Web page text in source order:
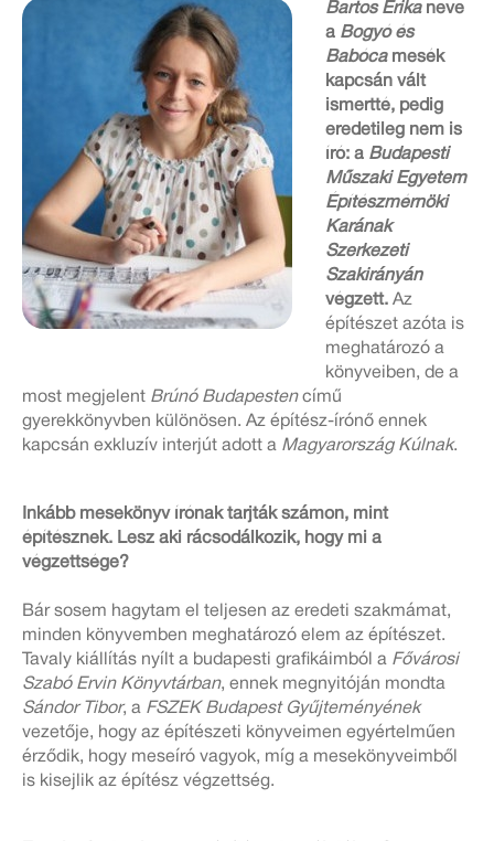
Bartos Erikaneve
a Bogyó és
Babócamesék
kapcsán vált
ismertté, pedig
eredetileg nem is
író: a Budapesti
Műszaki Egyetem
Építészmérnöki
Karának
Szerkezeti
Szakirányán
végzett. Az
építészet azóta is
meghatározó a
könyveiben, de a
most megjelent Brúnó Budapestencímű
gyerekkönyvben különösen. Az építész-írónő ennek
kapcsán exkluzív interjút adott a Magyarország Kúlnak.
Inkább mesekönyv írónak tarjták számon, mint
építésznek. Lesz aki rácsodálkozik, hogy mi a
végzettsége?
Bár sosem hagytam el teljesen az eredeti szakmámat,
minden könyvemben meghatározó elem az építészet.
Tavaly kiállítás nyílt a budapesti grafikáimból a Fővárosi
Szabó Ervin Könyvtárban, ennek megnyitóján mondta
Sándor Tibor, a FSZEK Budapest Gyűjteményének
vezetője, hogy az építészeti könyveimen egyértelműen
érződik, hogy meseíró vagyok, míg a mesekönyveimből
is kisejlik az építész végzettség.